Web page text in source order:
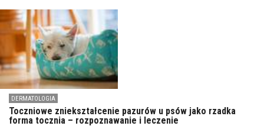
DERMATOLOGIA
Toczniowe zniekształcenie pazurów u psów jako rzadka
forma tocznia – rozpoznawanie i leczenie